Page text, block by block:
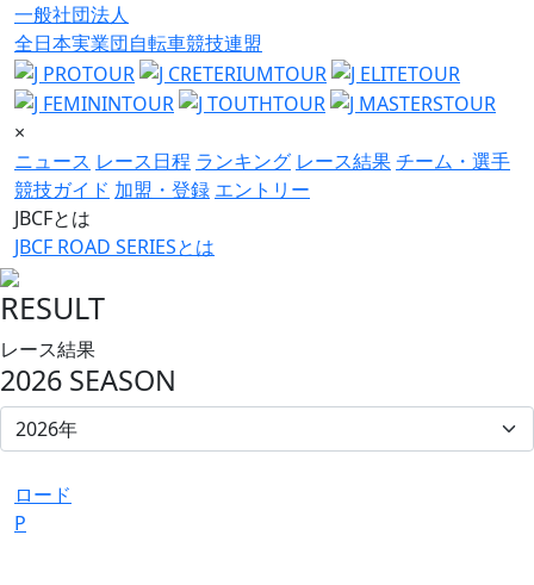
一般社団法人
全日本実業団自転車競技連盟
×
ニュース レース日程 ランキング レース結果チーム・選手
競技ガイド 加盟・登録 エントリー
JBCFとは
JBCF ROAD SERIESとは
RESULT
レース結果
2026 SEASON
ロード
P